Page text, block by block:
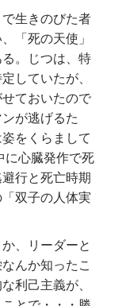
生きのびた者
「死の天使」
る。じつは、特
していたが、
ておいたので
が逃げるた
をくらまして
に心臓発作で死
行と死亡時期
双子の人体実
、リーダーと
んか知ったこ
利己主義が、